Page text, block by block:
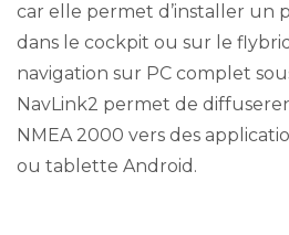
car elle permet d’installer un
dans le cockpit ou sur le
navigation sur PC complet
NavLink2 permet de
NMEA 2000 vers des
ou tablette Android.